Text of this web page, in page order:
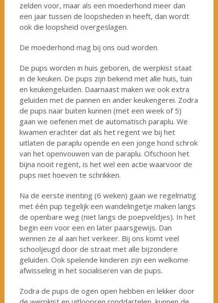
zelden voor, maar als een moederhond meer dan
een jaar tussen de loopsheden in heeft, dan wordt
ook die loopsheid overgeslagen.
De moederhond mag bij ons oud worden.
De pups worden in huis geboren, de werpkist staat
in de keuken. De pups zijn bekend met alle huis, tuin
en keukengeluiden. Daarnaast maken we ook extra
geluiden met de pannen en ander keukengerei. Zodra
de pups naar buiten kunnen (met een week of 5)
gaan we oefenen met de automatisch paraplu. We
kwamen erachter dat als het regent we bij het
uitlaten de paraplu opende en een jonge hond schrok
van het openvouwen van de paraplu. Ofschoon het
bijna nooit regent, is het wel een actie waarvoor de
pups niet hoeven te schrikken.
Na de eerste inenting (6 weken) gaan we regelmatig
met één pup tegelijk een wandelingetje maken langs
de openbare weg (niet langs de poepveldjes). In het
begin een voor een en later paarsgewijs. Dan
wennen ze al aan het verkeer. Bij ons komt veel
schooljeugd door de straat met alle bijzondere
geluiden. Ook spelende kinderen zijn een welkome
afwisseling in het socialiseren van de pups.
Zodra de pups de ogen open hebben en lekker door